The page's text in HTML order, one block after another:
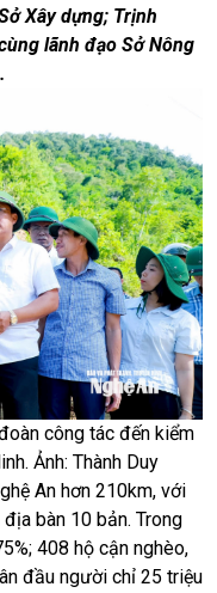
Xây dựng; Trịnh
lãnh đạo Sở Nông
công tác đến kiểm
Ảnh: Thành Duy
An hơn 210km, với
bàn 10 bản. Trong
408 hộ cận nghèo,
đầu người chỉ 25 triệu